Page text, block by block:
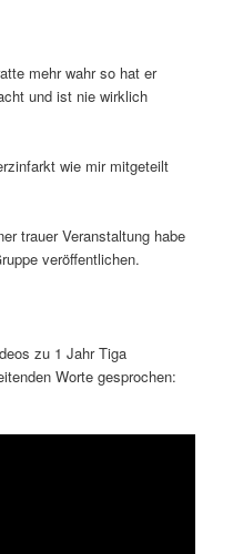
mehr wahr so hat er
und ist nie wirklich
wie mir mitgeteilt
trauer Veranstaltung habe
veröffentlichen.
zu 1 Jahr Tiga
Worte gesprochen: